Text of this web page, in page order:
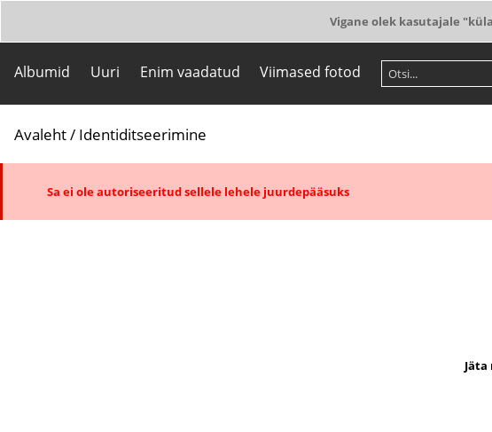
Vigane olek kasutajale
Albumid Uuri Enim vaadatud Viimased fotod
Avaleht/ Identiditseerimine
Sa ei ole autoriseeritud sellele lehele juurdepääsuks